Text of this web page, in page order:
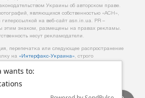
wants to:
Украины об авторском праве.
являющихся собственностью «АСН»,
гиперссылкой на веб-сайт asn.іn.ua. PR –
этим знаком, размещены на правах рекламы.
несут рекламодатели.
перепечатка или следующее распространение
на «Интерфакс-Украина», строго